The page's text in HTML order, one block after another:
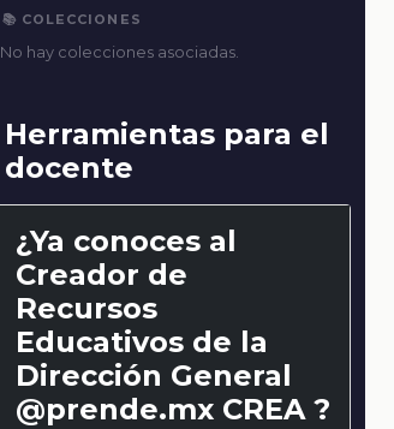
📚 COLECCIONES
No hay colecciones asociadas.
Herramientas para el
docente
¿Ya conoces al
Creador de
Recursos
Educativos de la
Dirección General
@prende.mx CREA ?